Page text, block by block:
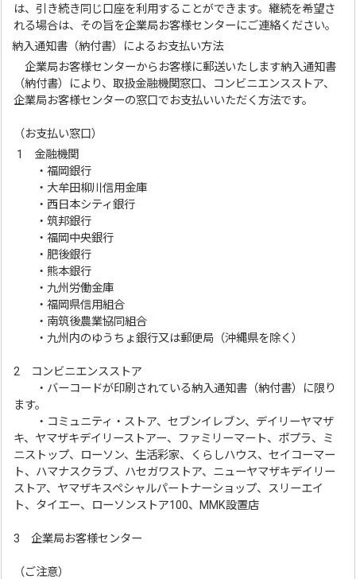
は、引き続き同じ口座を利用することができます。継続を希望さ
れる場合は、その旨を企業局お客様センターにご連絡ください。
納入通知書（納付書）によるお支払い方法
企業局お客様センターからお客様に郵送いたします納入通知書
（納付書）により、取扱金融機関窓口、コンビニエンスストア、
企業局お客様センターの窓口でお支払いいただく方法です。
（お支払い窓口）
1 金融機関
・福岡銀行
・大牟田柳川信用金庫
・西日本シティ銀行
・筑邦銀行
・福岡中央銀行
・肥後銀行
・熊本銀行
・九州労働金庫
・福岡県信用組合
・南筑後農業協同組合
・九州内のゆうちょ銀行又は郵便局（沖縄県を除く）
2 コンビニエンスストア
・バーコードが印刷されている納入通知書（納付書）に限り
ます。
・コミュニティ・ストア、セブンイレブン、デイリーヤマザ
キ、ヤマザキデイリーストアー、ファミリーマート、ポプラ、ミ
ニストップ、ローソン、生活彩家、くらしハウス、セイコーマー
ト、ハマナスクラブ、ハセガワストア、ニューヤマザキデイリー
ストア、ヤマザキスペシャルパートナーショップ、スリーエイ
ト、タイエー、ローソンストア100、MMK設置店
3 企業局お客様センター
（ご注意）